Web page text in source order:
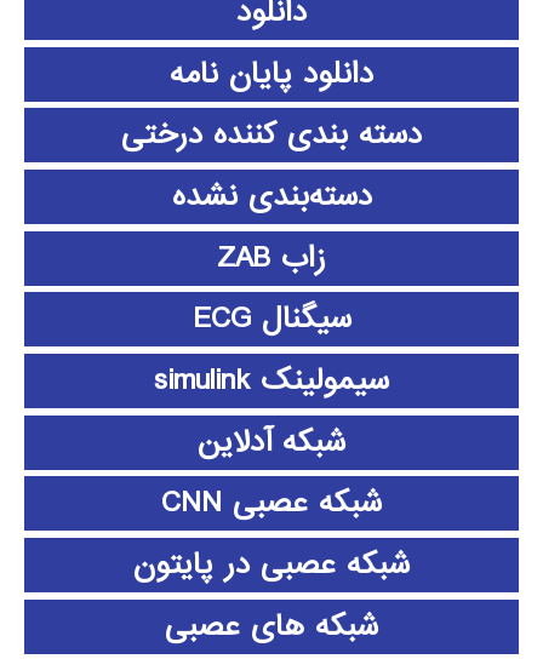
دانلود
دانلود پايان نامه
دسته بندی کننده درختی
دسته‌بندی نشده
زاب ZAB
سیگنال ECG
سیمولینک simulink
شبکه آدلاین
شبکه عصبی CNN
شبکه عصبی در پایتون
شبکه های عصبی